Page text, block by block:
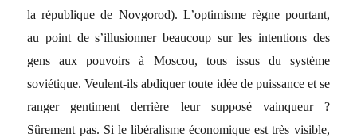
la république de Novgorod). L’optimisme règne pourtant,
au point de s’illusionner beaucoup sur les intentions des
gens aux pouvoirs à Moscou, tous issus du système
soviétique. Veulent-ils abdiquer toute idée de puissance et se
ranger gentiment derrière leur supposé vainqueur ?
Sûrement pas. Si le libéralisme économique est très visible,